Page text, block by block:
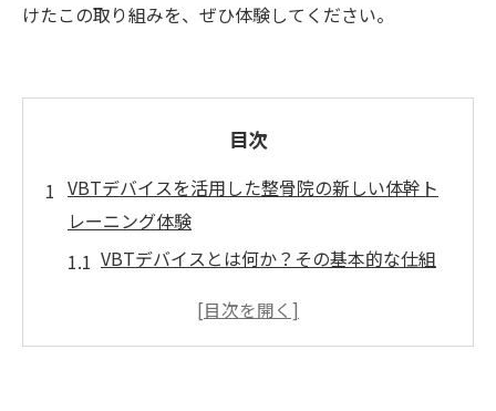
けたこの取り組みを、ぜひ体験してください。
目次
VBTデバイスを活用した整骨院の新しい体幹ト
レーニング体験
VBTデバイスとは何か？その基本的な仕組
整骨院でのVBTトレーニングの効果とメリ